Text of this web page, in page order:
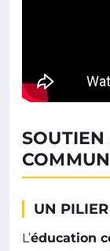
SOUTIEN
UN
L’éducation